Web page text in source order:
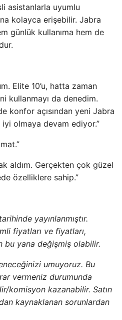
asistanlarla uyumlu
kolayca erişebilir. Jabra
günlük kullanıma hem de
Elite 10’u, hatta zaman
kullanmayı da denedim.
konfor açısından yeni Jabra
olmaya devam ediyor.”
aldım. Gerçekten çok güzel
özelliklere sahip.”
yayınlanmıştır.
fiyatları ve fiyatları,
bu yana değişmiş olabilir.
umuyoruz. Bu
vermeniz durumunda
komisyon kazanabilir. Satın
kaynaklanan sorunlardan